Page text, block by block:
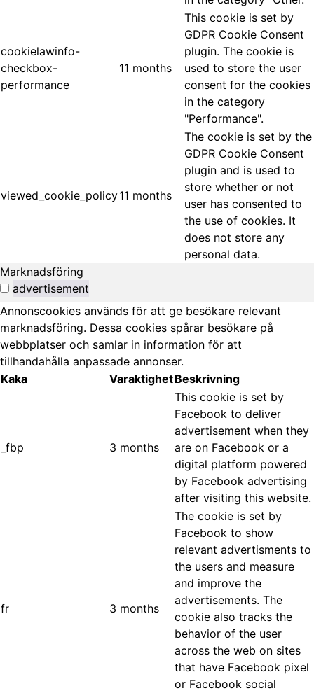
cookielawinfo-
checkbox-
performance
11 months
This cookie is set by
GDPR Cookie Consent
plugin. The cookie is
used to store the user
consent for the cookies
in the category
"Performance".
viewed_cookie_policy11 months
The cookie is set by the
GDPR Cookie Consent
plugin and is used to
store whether or not
user has consented to
the use of cookies. It
does not store any
personal data.
Marknadsföring
advertisement
Annonscookies används för att ge besökare relevant
marknadsföring. Dessa cookies spårar besökare på
webbplatser och samlar in information för att
tillhandahålla anpassade annonser.
Kaka
VaraktighetBeskrivning
_fbp 3 months
This cookie is set by
Facebook to deliver
advertisement when they
are on Facebook or a
digital platform powered
by Facebook advertising
after visiting this website.
fr 3 months
The cookie is set by
Facebook to show
relevant advertisments to
the users and measure
and improve the
advertisements. The
cookie also tracks the
behavior of the user
across the web on sites
that have Facebook pixel
or Facebook social